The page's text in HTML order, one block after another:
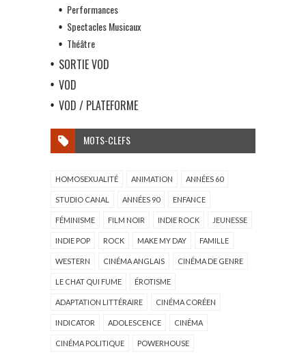
Performances
Spectacles Musicaux
Théâtre
SORTIE VOD
VOD
VOD / PLATEFORME
MOTS-CLEFS
HOMOSEXUALITÉ ANIMATION ANNÉES 60
STUDIO CANAL ANNÉES 90 ENFANCE
FÉMINISME FILM NOIR INDIE ROCK JEUNESSE
INDIE POP ROCK MAKE MY DAY FAMILLE
WESTERN CINÉMA ANGLAIS CINÉMA DE GENRE
LE CHAT QUI FUME ÉROTISME
ADAPTATION LITTÉRAIRE CINÉMA CORÉEN
INDICATOR ADOLESCENCE CINÉMA
CINÉMA POLITIQUE POWERHOUSE